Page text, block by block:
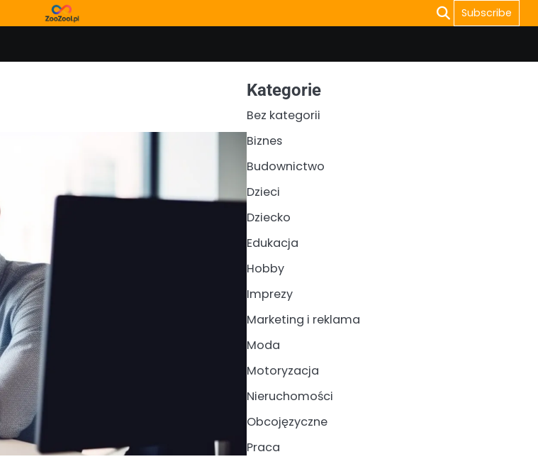
Subscribe
Kategorie
Bez kategorii
Biznes
Budownictwo
Dzieci
Dziecko
Edukacja
Hobby
Imprezy
Marketing i reklama
Moda
Motoryzacja
Nieruchomości
Obcojęzyczne
Praca